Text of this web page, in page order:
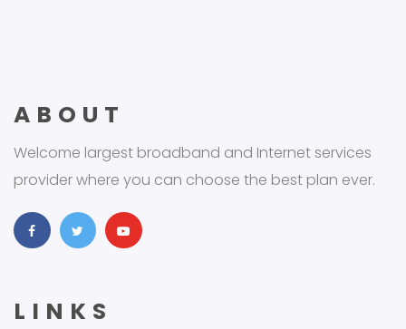
ABOUT
Welcome largest broadband and Internet services
provider where you can choose the best plan ever.
LINKS